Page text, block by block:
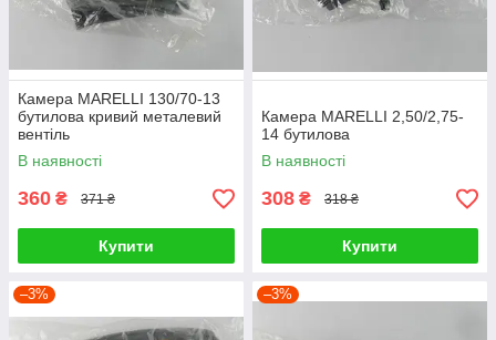
Камера MARELLI 130/70-13
бутилова кривий металевий
вентіль
В наявності
360 ₴ 371 ₴
Купити
Камера MARELLI 2,50/2,75-
14 бутилова
В наявності
308 ₴ 318 ₴
Купити
–3% –3%